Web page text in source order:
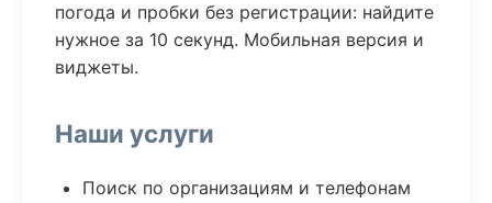
погода и пробки без регистрации: найдите
нужное за 10 секунд. Мобильная версия и
виджеты.
Наши услуги
Поиск по организациям и телефонам